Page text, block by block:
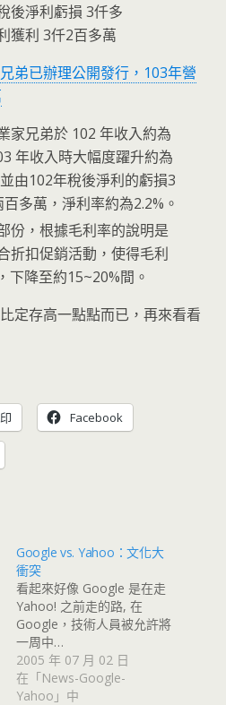
後淨利虧損 3仟多
獲利 3仟2百多萬
弟已辦理公開發行，103年營
家兄弟於 102 年收入約為
年收入時大幅度躍升約為
由102年稅後淨利的虧損3
多萬，淨利率約為2.2%。
份，根據毛利率的說明是
折扣促銷活動，使得毛利
下降至約15~20%間。
定存高一點點而已，再來看看
Facebook
Google vs. Yahoo：文化大
衝突
看起來好像 Google 是在走
Yahoo! 之前走的路, 在
Google，技術人員被允許將
一周中…
2005 年 07 月 02 日
在「News-Google-
Yahoo」中